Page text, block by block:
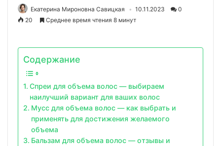
Екатерина Мироновна Савицкая 10.11.2023
0
20
Среднее время чтения 8 минут
Содержание
Спреи для объема волос — выбираем
наилучший вариант для ваших волос
Мусс для объема волос — как выбрать и
применять для достижения желаемого
объема
Бальзам для объема волос — отзывы и